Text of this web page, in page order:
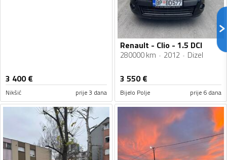
3 400€
Nikšić prije 3 dana
Renault - Clio - 1.5 DCI
280000 km 2012 Dizel
3 550€
Bijelo Polje prije 6 dana